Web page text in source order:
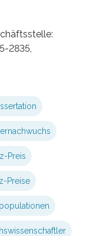
2835,
Preis
Preise